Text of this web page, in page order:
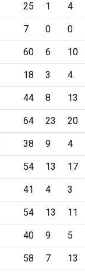
25 1 4
7 0 0
60 6 10
18 3 4
44 8 13
64 23 20
38 9 4
54 13 17
41 4 3
54 13 11
40 9 5
58 7 13